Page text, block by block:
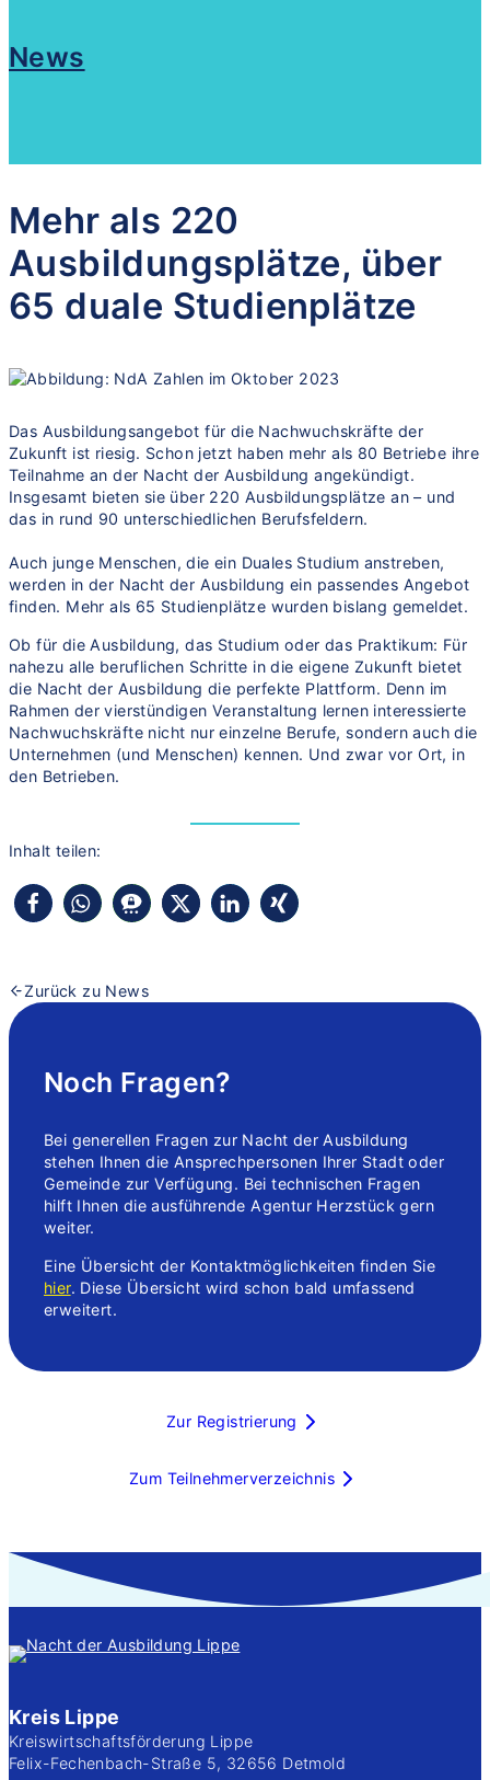
News
Mehr als 220
Ausbildungsplätze, über
65 duale Studienplätze
Das Ausbildungsangebot für die Nachwuchskräfte der
Zukunft ist riesig. Schon jetzt haben mehr als 80 Betriebe ihre
Teilnahme an der Nacht der Ausbildung angekündigt.
Insgesamt bieten sie über 220 Ausbildungsplätze an – und
das in rund 90 unterschiedlichen Berufsfeldern.
Auch junge Menschen, die ein Duales Studium anstreben,
werden in der Nacht der Ausbildung ein passendes Angebot
finden. Mehr als 65 Studienplätze wurden bislang gemeldet.
Ob für die Ausbildung, das Studium oder das Praktikum: Für
nahezu alle beruflichen Schritte in die eigene Zukunft bietet
die Nacht der Ausbildung die perfekte Plattform. Denn im
Rahmen der vierstündigen Veranstaltung lernen interessierte
Nachwuchskräfte nicht nur einzelne Berufe, sondern auch die
Unternehmen (und Menschen) kennen. Und zwar vor Ort, in
den Betrieben.
Inhalt teilen:
Zurück zu News
Noch Fragen?
Bei generellen Fragen zur Nacht der Ausbildung
stehen Ihnen die Ansprechpersonen Ihrer Stadt oder
Gemeinde zur Verfügung. Bei technischen Fragen
hilft Ihnen die ausführende Agentur Herzstück gern
weiter.
Eine Übersicht der Kontaktmöglichkeiten finden Sie
hier. Diese Übersicht wird schon bald umfassend
erweitert.
Zur Registrierung
Zum Teilnehmerverzeichnis
Kreis Lippe
Kreiswirtschaftsförderung Lippe
Felix-Fechenbach-Straße 5, 32656 Detmold